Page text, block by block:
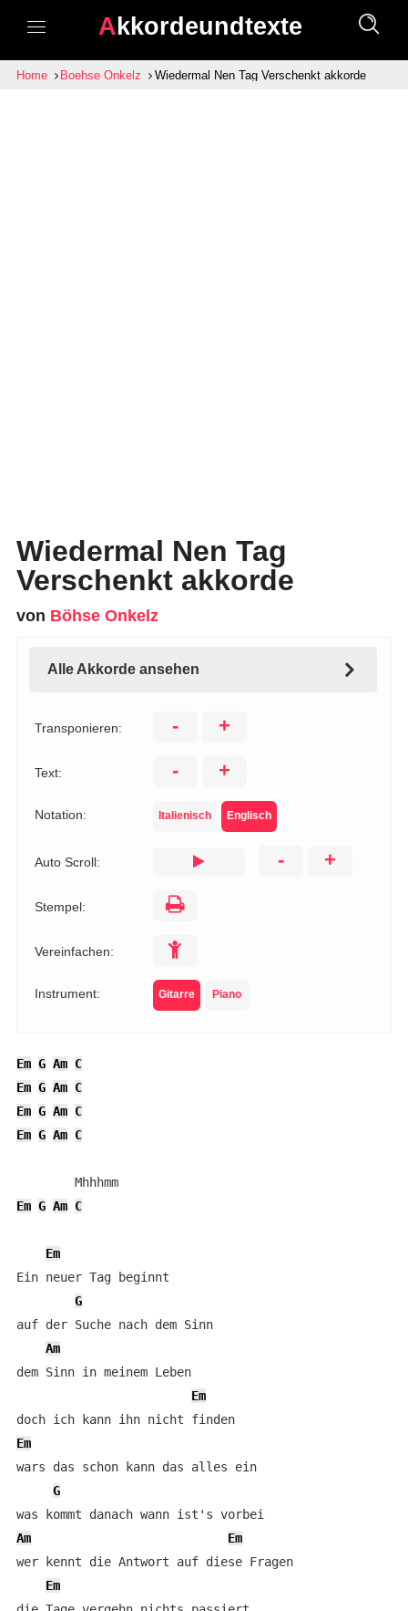
Akkordeundtexte
Home Boehse Onkelz Wiedermal Nen Tag Verschenkt akkorde
Wiedermal Nen Tag
Verschenkt akkorde
von Böhse Onkelz
Alle Akkorde ansehen
Transponieren: - +
Text: - +
Notation: Italienisch Englisch
Auto Scroll: - +
Stempel:
Vereinfachen:
Instrument: Gitarre Piano
Em G Am C
Em G Am C
Em G Am C
Em G Am C
        Mhhhmm
Em G Am C
Em
Ein neuer Tag beginnt
G
auf der Suche nach dem Sinn
Am
dem Sinn in meinem Leben
Em
doch ich kann ihn nicht finden
Em
wars das schon kann das alles ein
G
Am
Em
wer kennt die Antwort auf diese Fragen
Em